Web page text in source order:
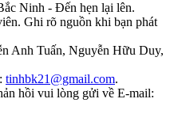
Ninh - Đến hẹn lại lên.
Ghi rõ nguồn khi bạn phát
Anh Tuấn, Nguyễn Hữu Duy,
tinhbk21@gmail.com.
hồi vui lòng gửi về E-mail: